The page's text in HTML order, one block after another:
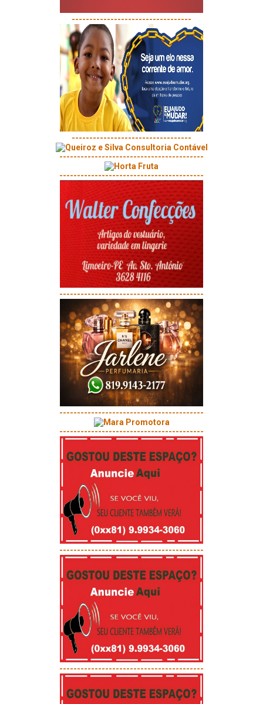
----------------------------------
----------------------------------
-----------------------------------------
-----------------------------------------
-----------------------------------------
-----------------------------------------
-----------------------------------------
-----------------------------------------
-----------------------------------------